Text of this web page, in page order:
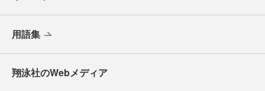
用語集
翔泳社のWebメディア